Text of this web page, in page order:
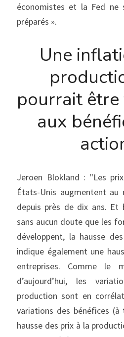
économistes et la Fed ne
préparés ».
Une
pourrait
aux
Jeroen Blokland : "Les
États-Unis augmentent au
depuis près de dix ans. Et
sans aucun doute que les
développent, la hausse
indique également une
entreprises. Comme le
d’aujourd’hui, les
production sont en
variations des bénéfices
hausse des prix à la